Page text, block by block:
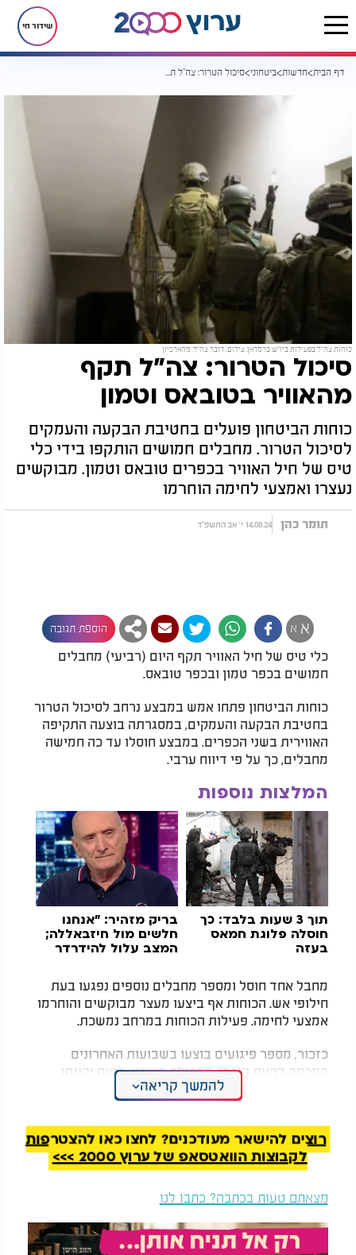
שידור חי
דף הבית חדשות ביטחוני סיכול הטרור: צה"ל תקף מהאוויר בטובאס וטמון
כוחות צה"ל בפעילות ביו"ש ברמדאן. צילום: דובר צה"ל, מהארכיון
סיכול הטרור: צה"ל תקף
מהאוויר בטובאס וטמון
כוחות הביטחון פועלים בחטיבת הבקעה והעמקים
לסיכול הטרור. מחבלים חמושים הותקפו בידי כלי
טיס של חיל האוויר בכפרים טובאס וטמון. מבוקשים
נעצרו ואמצעי לחימה הוחרמו
תומר כהן 14.08.24 י' אב התשפ"ד
א א הוספת תגובה
כלי טיס של חיל האוויר תקף היום (רביעי) מחבלים
חמושים בכפר טמון ובכפר טובאס.
כוחות הביטחון פתחו אמש במבצע נרחב לסיכול הטרור
בחטיבת הבקעה והעמקים, במסגרתה בוצעה התקיפה
האווירית בשני הכפרים. במבצע חוסלו עד כה חמישה
מחבלים, כך על פי דיווח ערבי.
המלצות נוספות
תוך 3 שעות בלבד: כך
חוסלה פלוגת חמאס
בעזה
בריק מזהיר: "אנחנו
חלשים מול חיזבאללה;
המצב עלול להידרדר
מחבל אחד חוסל ומספר מחבלים נוספים נפגעו בעת
חילופי אש. הכוחות אף ביצעו מעצר מבוקשים והוחרמו
אמצעי לחימה. פעילות הכוחות במרחב נמשכת.
כזכור, מספר פיגועים בוצעו בשבועות האחרונים
במרחב בקעת הירדן. בתחילת השבוע נרצח יהונתן
דויטש הי"ד בפיגוע בצומת מחולה, לאחר שמחבלים ירו
לעברו מרכב חולף. אדם נוסף נפצע קל.
להמשך קריאה
רוצים להישאר מעודכנים? לחצו כאן להצטרפות
לקבוצות הוואטסאפ של ערוץ 2000 >>>
מצאתם טעות בכתבה? כתבו לנו